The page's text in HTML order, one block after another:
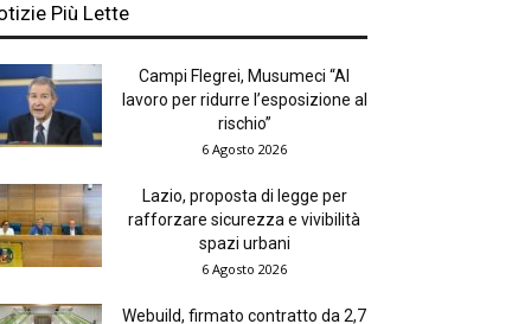
Più Lette
Campi Flegrei, Musumeci “Al
lavoro per ridurre l’esposizione al
rischio”
6 Agosto 2026
Lazio, proposta di legge per
rafforzare sicurezza e vivibilità
spazi urbani
6 Agosto 2026
Webuild, firmato contratto da 2,7